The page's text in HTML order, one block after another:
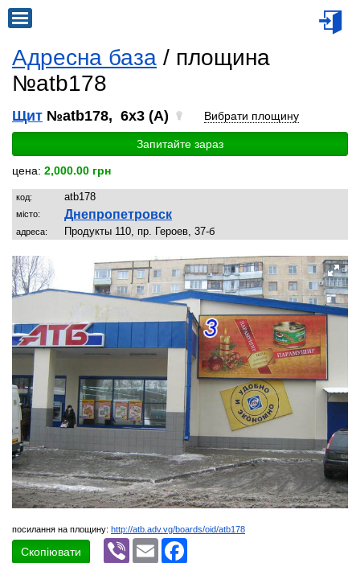
Адресна база / площина
№atb178
Щит №atb178, 6x3 (A) Вибрати площину
Запитайте зараз
цена: 2,000.00 грн
код: atb178
місто: Днепропетровск
адреса: Продукты 110, пр. Героев, 37-б
посилання на площину: http://atb.adv.vg/boards/oid/atb178
Скопіювати
Viber Email